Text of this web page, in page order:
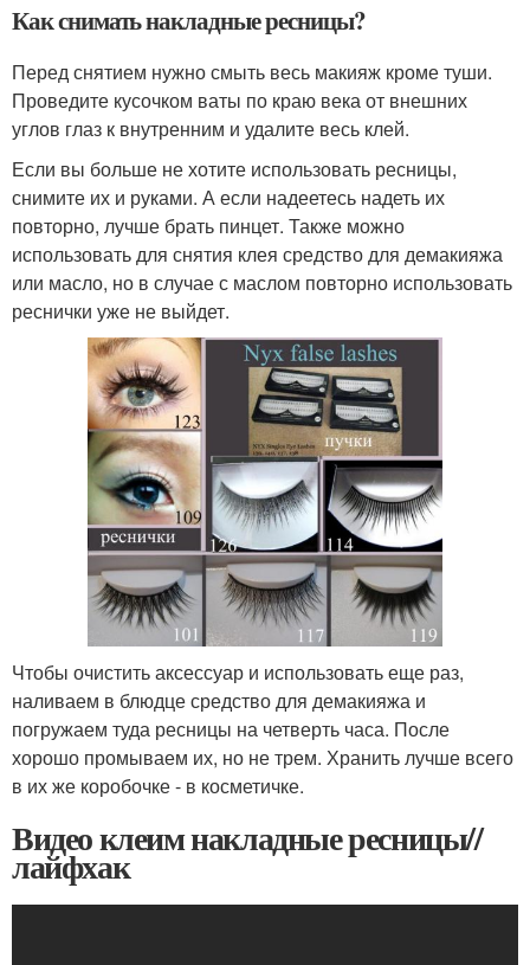
Как снимать накладные ресницы?
Перед снятием нужно смыть весь макияж кроме туши.
Проведите кусочком ваты по краю века от внешних
углов глаз к внутренним и удалите весь клей.
Если вы больше не хотите использовать ресницы,
снимите их и руками. А если надеетесь надеть их
повторно, лучше брать пинцет. Также можно
использовать для снятия клея средство для демакияжа
или масло, но в случае с маслом повторно использовать
реснички уже не выйдет.
Чтобы очистить аксессуар и использовать еще раз,
наливаем в блюдце средство для демакияжа и
погружаем туда ресницы на четверть часа. После
хорошо промываем их, но не трем. Хранить лучше всего
в их же коробочке - в косметичке.
Видео клеим накладные ресницы//
лайфхак